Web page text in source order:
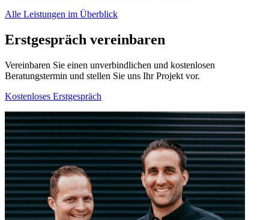
Alle Leistungen im Überblick
Erstgespräch vereinbaren
Vereinbaren Sie einen unverbindlichen und kostenlosen
Beratungstermin und stellen Sie uns Ihr Projekt vor.
Kostenloses Erstgespräch